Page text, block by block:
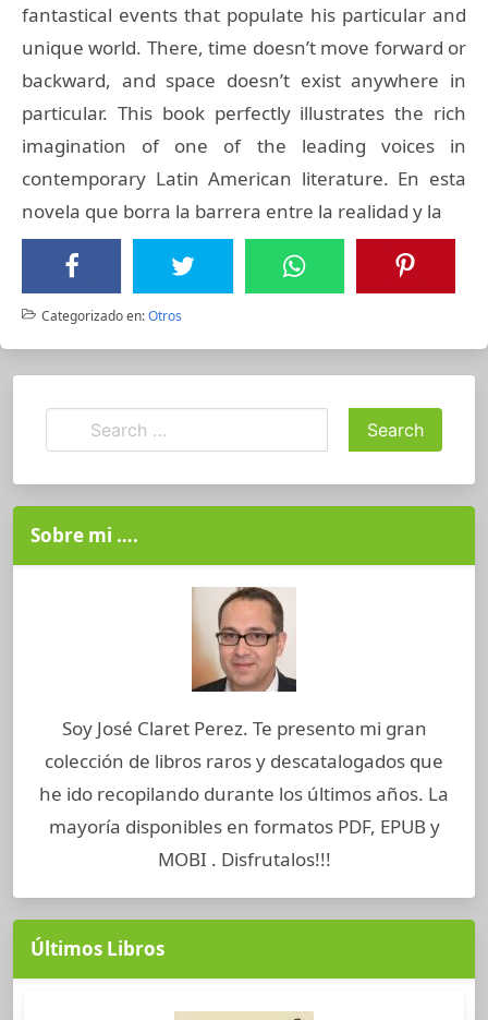
fantastical events that populate his particular and
unique world. There, time doesn’t move forward or
backward, and space doesn’t exist anywhere in
particular. This book perfectly illustrates the rich
imagination of one of the leading voices in
contemporary Latin American literature. En esta
novela que borra la barrera entre la realidad y la
Categorizado en:Otros
Sobre mi ….
Soy José Claret Perez. Te presento mi gran
colección de libros raros y descatalogados que
he ido recopilando durante los últimos años. La
mayoría disponibles en formatos PDF, EPUB y
MOBI . Disfrutalos!!!
Últimos Libros